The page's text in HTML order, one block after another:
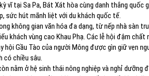
vĩ tại Sa Pa, Bát Xát hòa cùng danh thắng
sức hút mãnh liệt với du khách quốc tế.
không gian văn hóa đa dạng, từ nếp nhà sàn
khách vùng cao Khau Phạ. Các lễ hội đậm chất
hội Gầu Tào của người Mông được gìn giữ vẹn
có chiều sâu.
nằm ở hệ sinh thái nông nghiệp và nghỉ dưỡng